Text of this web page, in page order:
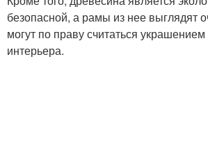
безопасной, а рамы из нее выглядят
могут по праву считаться
интерьера.